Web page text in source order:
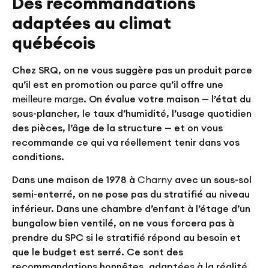
adaptées au climat
québécois
Chez SRQ, on ne vous suggère pas un produit parce
qu’il est en promotion ou parce qu’il offre une
meilleure marge. On évalue votre maison — l’état du
sous-plancher, le taux d’humidité, l’usage quotidien
des pièces, l’âge de la structure — et on vous
recommande ce qui va réellement tenir dans vos
conditions.
Dans une maison de 1978 à Charny avec un sous-sol
semi-enterré, on ne pose pas du stratifié au niveau
inférieur. Dans une chambre d’enfant à l’étage d’un
bungalow bien ventilé, on ne vous forcera pas à
prendre du SPC si le stratifié répond au besoin et
que le budget est serré. Ce sont des